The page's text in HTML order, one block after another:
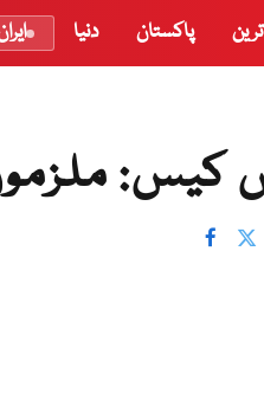
ترین پاکستان دنیا
کیس: